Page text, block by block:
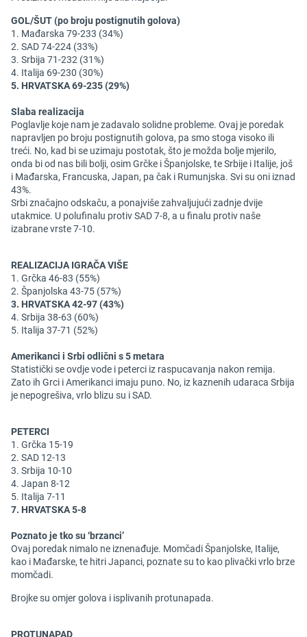
GOL/ŠUT (po broju postignutih golova)
1. Mađarska 79-233 (34%)
2. SAD 74-224 (33%)
3. Srbija 71-232 (31%)
4. Italija 69-230 (30%)
5. HRVATSKA 69-235 (29%)
Slaba realizacija
Poglavlje koje nam je zadavalo solidne probleme. Ovaj je poredak
napravljen po broju postignutih golova, pa smo stoga visoko ili
treći. No, kad bi se uzimaju postotak, što je možda bolje mjerilo,
onda bi od nas bili bolji, osim Grčke i Španjolske, te Srbije i Italije, još
i Mađarska, Francuska, Japan, pa čak i Rumunjska. Svi su oni iznad
43%.
Srbi značajno odskaču, a ponajviše zahvaljujući zadnje dvije
utakmice. U polufinalu protiv SAD 7-8, a u finalu protiv naše
izabrane vrste 7-10.
REALIZACIJA IGRAČA VIŠE
1. Grčka 46-83 (55%)
2. Španjolska 43-75 (57%)
3. HRVATSKA 42-97 (43%)
4. Srbija 38-63 (60%)
5. Italija 37-71 (52%)
Amerikanci i Srbi odlični s 5 metara
Statistički se ovdje vode i peterci iz raspucavanja nakon remija.
Zato ih Grci i Amerikanci imaju puno. No, iz kaznenih udaraca Srbija
je nepogrešiva, vrlo blizu su i SAD.
PETERCI
1. Grčka 15-19
2. SAD 12-13
3. Srbija 10-10
4. Japan 8-12
5. Italija 7-11
7. HRVATSKA 5-8
Poznato je tko su ‘brzanci’
Ovaj poredak nimalo ne iznenađuje. Momčadi Španjolske, Italije,
kao i Mađarske, te hitri Japanci, poznate su to kao plivački vrlo brze
momčadi.
Brojke su omjer golova i isplivanih protunapada.
PROTUNAPAD